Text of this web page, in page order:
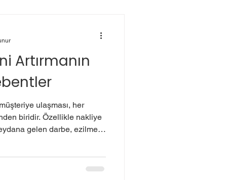
Artırmanın
ulaşması, her
biridir. Özellikle nakliye
gelen darbe, ezilme
için etkili ve pratik